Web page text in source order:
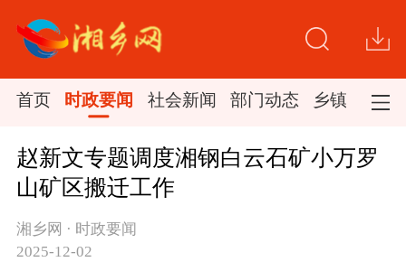
首页 时政要闻 社会新闻 部门动态 乡镇新闻
赵新文专题调度湘钢白云石矿小万罗
山矿区搬迁工作
湘乡网 · 时政要闻
2025-12-02